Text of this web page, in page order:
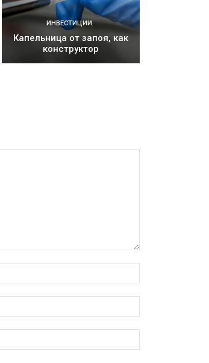
ИНВЕСТИЦИИ
Капельница от запоя, как
конструктор
почта:*
Сайт: